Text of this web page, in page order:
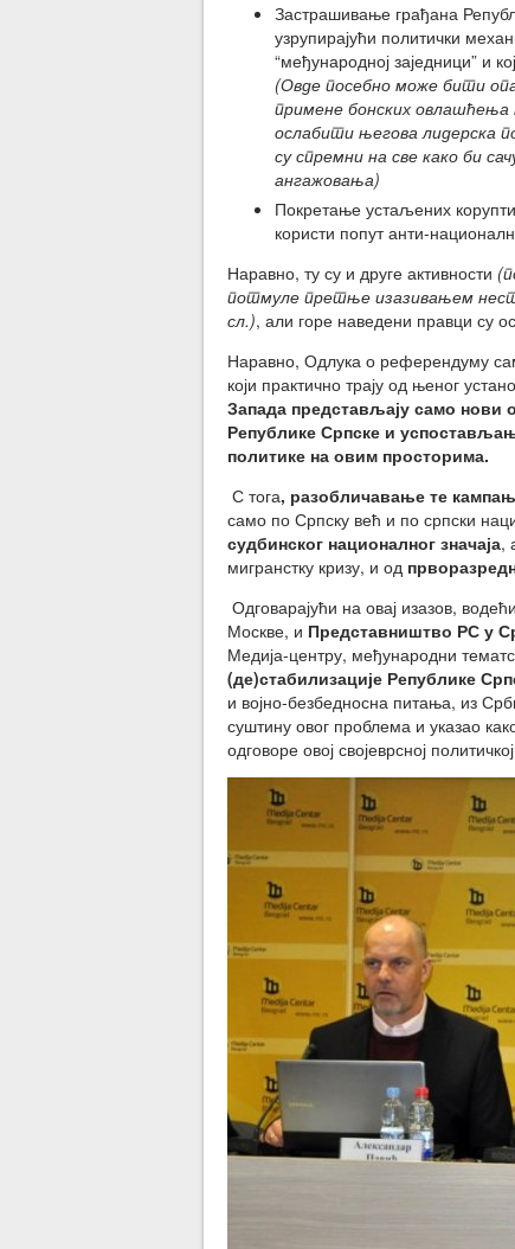
Застрашивање грађана
узрупирајући политички
“међународној заједници” и
(Овде посебно може бити
примене бонских
ослабити његова лидерска
су спремни на све како би
ангажовања)
Покретање устаљених
користи попут анти-
Наравно, ту су и друге активности
потмуле претње изазивањем
сл.), али горе наведени правци су
Наравно, Одлука о референдуму
који практично трају од њеног
Запада представљају само нови
Републике Српске и
политике на овим просторима.
С тога, разобличавање те
само по Српску већ и по српски
судбинског националног значаја,
мигранстку кризу, и од
Одговарајући на овај изазов,
Москве, и Представништво РС у
Медија-центру, међународни
(де)стабилизације Републике
и војно-безбедносна питања, из
суштину овог проблема и указао
одговоре овој својеврсној